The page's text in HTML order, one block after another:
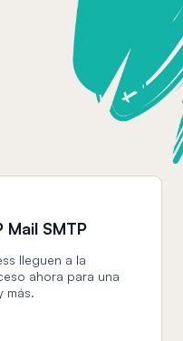
SMTP
lleguen a la
ahora para una
más.